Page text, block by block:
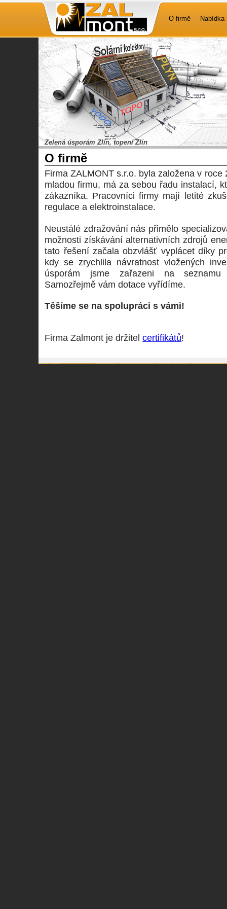
O firmě Nabídka
Zelená úsporám Zlín, topení Zlín
O firmě
Firma ZALMONT s.r.o. byla založena v roce
mladou firmu, má za sebou řadu instalací,
zákazníka. Pracovníci firmy mají letité
regulace a elektroinstalace.
Neustálé zdražování nás přimělo
možnosti získávání alternativních zdrojů
tato řešení začala obzvlášť vyplácet díky
kdy se zrychlila návratnost vložených
úsporám jsme zařazeni na seznamu
Samozřejmě vám dotace vyřídíme.
Těšíme se na spolupráci s vámi!
Firma Zalmont je držitelcertifikátů!